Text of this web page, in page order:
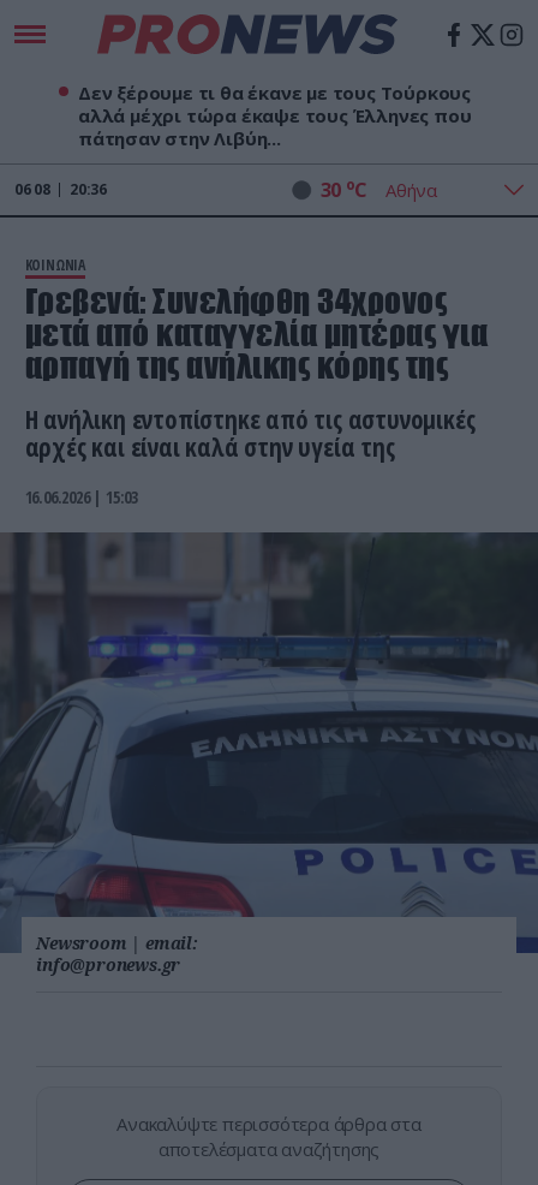
Δεν ξέρουμε τι θα έκανε με τους Τούρκους
αλλά μέχρι τώρα έκαψε τους Έλληνες που
πάτησαν στην Λιβύη...
06 08 20:36 30 oC
ΚΟΙΝΩΝΙΑ
Γρεβενά: Συνελήφθη 34χρονος
μετά από καταγγελία μητέρας για
αρπαγή της ανήλικης κόρης της
Η ανήλικη εντοπίστηκε από τις αστυνομικές
αρχές και είναι καλά στην υγεία της
16.06.2026 | 15:03
Newsroom | email:
info@pronews.gr
Ανακαλύψτε περισσότερα άρθρα στα
αποτελέσματα αναζήτησης